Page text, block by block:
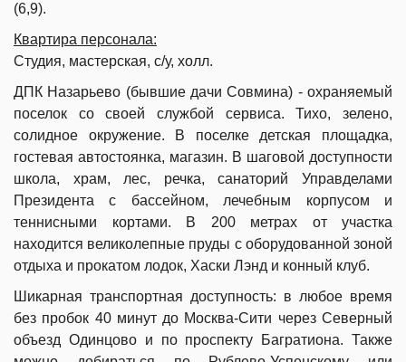
(6,9).
Квартира персонала:
Студия, мастерская, с/у, холл.
ДПК Назарьево (бывшие дачи Совмина) - охраняемый
поселок со своей службой сервиса. Тихо, зелено,
солидное окружение. В поселке детская площадка,
гостевая автостоянка, магазин. В шаговой доступности
школа, храм, лес, речка, санаторий Управделами
Президента с бассейном, лечебным корпусом и
теннисными кортами. В 200 метрах от участка
находится великолепные пруды с оборудованной зоной
отдыха и прокатом лодок, Хаски Лэнд и конный клуб.
Шикарная транспортная доступность: в любое время
без пробок 40 минут до Москва-Сити через Северный
объезд Одинцово и по проспекту Багратиона. Также